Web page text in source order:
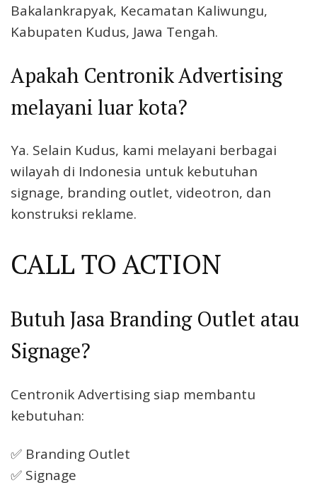
Bakalankrapyak, Kecamatan Kaliwungu,
Kabupaten Kudus, Jawa Tengah.
Apakah Centronik Advertising
melayani luar kota?
Ya. Selain Kudus, kami melayani berbagai
wilayah di Indonesia untuk kebutuhan
signage, branding outlet, videotron, dan
konstruksi reklame.
CALL TO ACTION
Butuh Jasa Branding Outlet atau
Signage?
Centronik Advertising siap membantu
kebutuhan:
✅ Branding Outlet
✅ Signage